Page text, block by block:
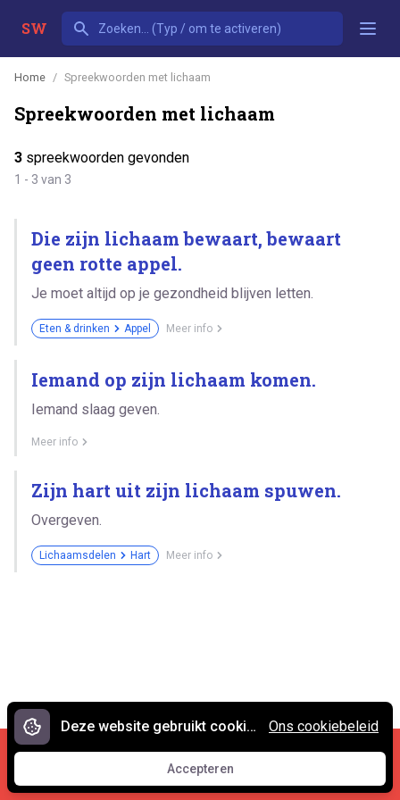
SW
Home Spreekwoorden met lichaam
Spreekwoorden met lichaam
3 spreekwoorden gevonden
1 - 3 van 3
Die zijn lichaam bewaart, bewaart
geen rotte appel.
Je moet altijd op je gezondheid blijven letten.
Eten & drinken Appel Meer info
Iemand op zijn lichaam komen.
Iemand slaag geven.
Meer info
Zijn hart uit zijn lichaam spuwen.
Overgeven.
Lichaamsdelen Hart Meer info
Cookies en privacy •
Contact
© 2007 - 2026 Spreekwoorden.nl
Deze website gebruikt cookies.
Accepteren
Accepteren
Ons cookiebeleid